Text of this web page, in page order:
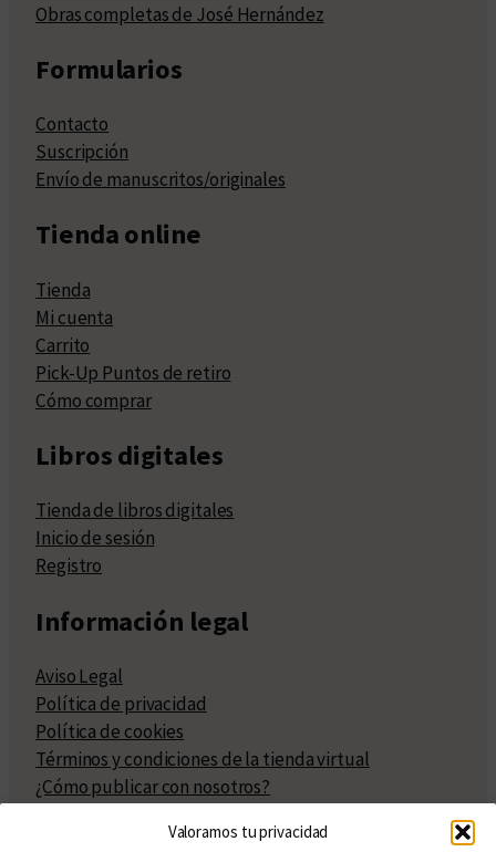
Valoramos tu privacidad
Obras completas de José Hernández
Formularios
Contacto
Suscripción
Envío de manuscritos/originales
Tienda online
Tienda
Mi cuenta
Carrito
Pick-Up Puntos de retiro
Cómo comprar
Libros digitales
Tienda de libros digitales
Inicio de sesión
Registro
Información legal
Aviso Legal
Política de privacidad
Política de cookies
Términos y condiciones de la tienda virtual
¿Cómo publicar con nosotros?
Políticas de publicación